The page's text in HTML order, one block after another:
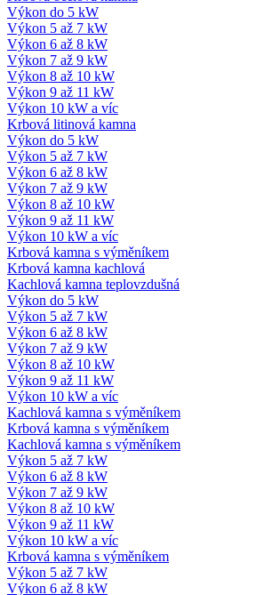
Výkon do 5 kW
Výkon 5 až 7 kW
Výkon 6 až 8 kW
Výkon 7 až 9 kW
Výkon 8 až 10 kW
Výkon 9 až 11 kW
Výkon 10 kW a víc
Krbová litinová kamna
Výkon do 5 kW
Výkon 5 až 7 kW
Výkon 6 až 8 kW
Výkon 7 až 9 kW
Výkon 8 až 10 kW
Výkon 9 až 11 kW
Výkon 10 kW a víc
Krbová kamna s výměníkem
Krbová kamna kachlová
Kachlová kamna teplovzdušná
Výkon do 5 kW
Výkon 5 až 7 kW
Výkon 6 až 8 kW
Výkon 7 až 9 kW
Výkon 8 až 10 kW
Výkon 9 až 11 kW
Výkon 10 kW a víc
Kachlová kamna s výměníkem
Krbová kamna s výměníkem
Kachlová kamna s výměníkem
Výkon 5 až 7 kW
Výkon 6 až 8 kW
Výkon 7 až 9 kW
Výkon 8 až 10 kW
Výkon 9 až 11 kW
Výkon 10 kW a víc
Krbová kamna s výměníkem
Výkon 5 až 7 kW
Výkon 6 až 8 kW